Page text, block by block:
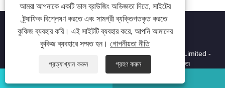
আমরা আপনাকে একটি ভাল ব্রাউজিং অভিজ্ঞতা দিতে, সাইটের
ট্র্যাফিক বিশ্লেষণ করতে এবং সামগ্রী ব্যক্তিগতকৃত করতে
কুকিজ ব্যবহার করি। এই সাইটটি ব্যবহার করে, আপনি আমাদের
কুকিজ ব্যবহারে সম্মত হন।গোপনীয়তা নীতি
প্রত্যাখ্যান করুন
গ্রহণ করুন
কপিরাইট © 2023 Beijing Oriental Wison Technology Co., Limited -
লেজার হেয়ার রিমুভাল, হেয়ার রিমুভাল, লেজার বিউটি মেশিন - সর্বস্বত্ব সংরক্ষিত৷